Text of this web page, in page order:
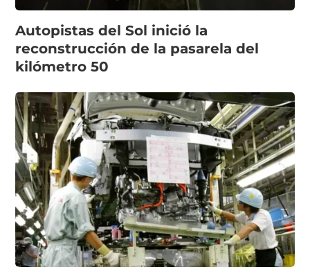
Autopistas del Sol inició la
reconstrucción de la pasarela del
kilómetro 50